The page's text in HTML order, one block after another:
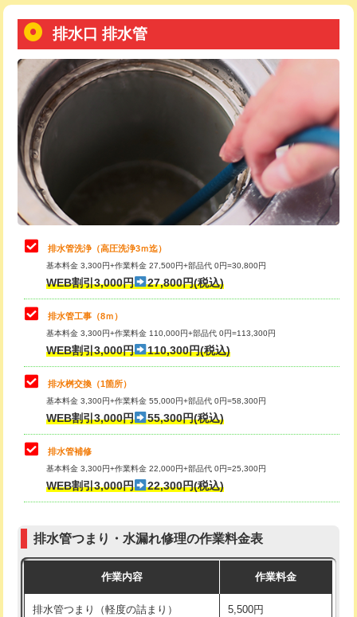
用（追加）/3ｍ超え)
給水管工事※（ライニング鋼管・銅
管・ポリ管・HT管使用/3ｍまで)
44,000円
給水管工事※（ライニング鋼管・銅
管・ポリ管・HT管使用/3ｍ超え)
+8,800円
排水管工事（土の掘削・埋め戻し作
業）
11,000円~
排水管工事（排水管工事/3ｍまで） 55,000円
排水管工事（追加 排水管工事/3ｍ超
え）
マス交換（土の掘削・埋め戻し作業）
マス交換（深さ50㎝未満）
マス交換（深さ50㎝以上） 66,000円
コンクリート斫り（厚さ10㎝まで）
コンクリート斫り（厚さ10㎝超え）
モルタル補修（厚さ10㎝まで）
モルタル補修（厚さ10㎝超え）
追加人工 16,500円
現場見積
トーラー機使用/3mまで
追加トーラー機使用/3m超え +3,300円
カメラ調査 33,000円
桝清掃 8,800円
止水・漏水調査・防水処理・清掃・修
理・調整・分解・加工など（軽作業）
11,000円
止水・漏水調査・防水処理・清掃・修
理・調整・分解・加工など（中作業）
22,000円
止水・漏水調査・防水処理・清掃・修
理・調整・分解・加工など（重作業）
33,000円
その他部品の脱着
交換・取付（タンク） 22,000円+材料費
交換・取付(単水栓（壁付・デッキ
式）)
交換・取付(混合水栓（壁付・デッキ
式・ワンホール）)
16,500円+材料費
交換・取付(排水栓・排水トラップ
交換・取付（その他部品） 11,000円+材料費
持込商品取付（単水栓） 13,200円
持込商品取付（混合水栓） 16,500円
排水口 排水管
排水管洗浄（高圧洗浄3ｍ迄）
基本料金 3,300円+作業料金 27,500円+部品代 0円=30,800円
WEB割引3,000円 27,800円(税込)
排水管工事（8ｍ）
基本料金 3,300円+作業料金 110,000円+部品代 0円=113,300円
WEB割引3,000円 110,300円(税込)
排水桝交換（1箇所）
基本料金 3,300円+作業料金 55,000円+部品代 0円=58,300円
WEB割引3,000円 55,300円(税込)
排水管補修
基本料金 3,300円+作業料金 22,000円+部品代 0円=25,300円
WEB割引3,000円 22,300円(税込)
排水管つまり・水漏れ修理の作業料金表
作業内容 作業料金
排水管つまり（軽度の詰まり） 5,500円